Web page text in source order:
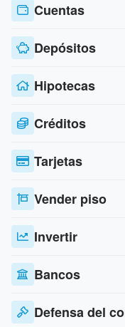
Cuentas
Depósitos
Hipotecas
Créditos
Tarjetas
Vender piso
Invertir
Bancos
Defensa del